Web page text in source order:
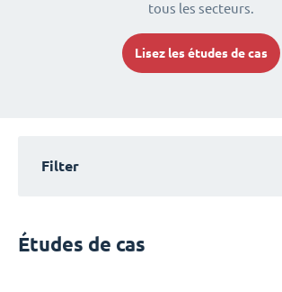
tous les secteurs.
Lisez les études de cas
Filter
Études de cas